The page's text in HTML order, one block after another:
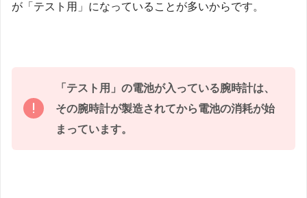
が「テスト用」になっていることが多いからです。
「テスト用」の電池が入っている腕時計は、
その腕時計が製造されてから電池の消耗が始
まっています。